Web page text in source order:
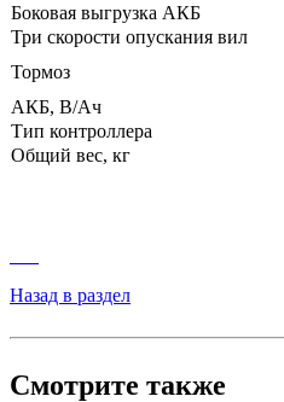
Боковая выгрузка АКБ
Три скорости опускания вил
Тормоз
АКБ, В/Ач
Тип контроллера
Общий вес, кг
Назад в раздел
Смотрите также